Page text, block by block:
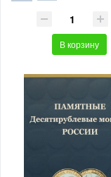
В корзину